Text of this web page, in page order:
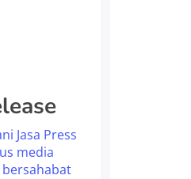
Jasa Press
media